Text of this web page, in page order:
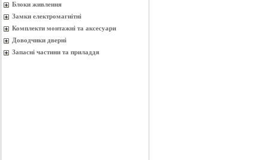
Блоки живлення
Замки електромагнітні
Комплекти монтажнi та аксесуари
Доводчики дверні
Запасні частини та приладдя